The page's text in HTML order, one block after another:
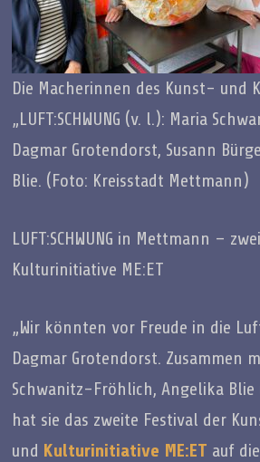
Die Macherinnen des Kunst- und
„LUFT:SCHWUNG (v. l.): Maria
Dagmar Grotendorst, Susann
Blie. (Foto: Kreisstadt Mettmann)
LUFT:SCHWUNG in Mettmann –
Kulturinitiative ME:ET
„Wir könnten vor Freude in die
Dagmar Grotendorst. Zusammen
Schwanitz-Fröhlich, Angelika Blie
hat sie das zweite Festival der
und Kulturinitiative ME:ET auf